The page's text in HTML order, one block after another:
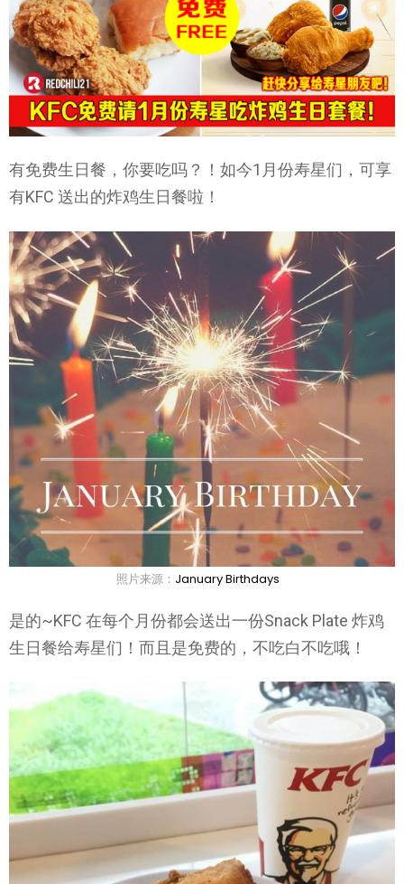
有免费生日餐，你要吃吗？！如今1月份寿星们，可享
有KFC 送出的炸鸡生日餐啦！
照片来源： January Birthdays
是的~KFC 在每个月份都会送出一份Snack Plate 炸鸡
生日餐给寿星们！而且是免费的，不吃白不吃哦！